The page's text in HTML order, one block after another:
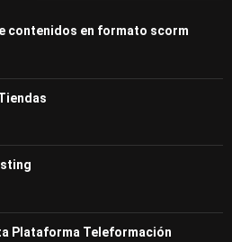
contenidos en formato scorm
Plataforma Teleformación